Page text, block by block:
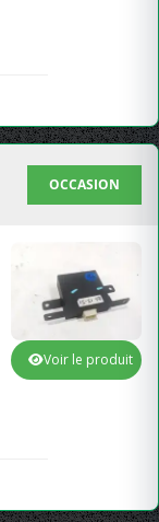
OCCASION
Voir le produit